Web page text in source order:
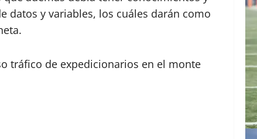
datos y variables, los cuáles darán como